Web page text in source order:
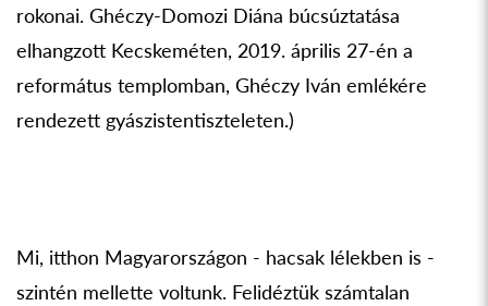
rokonai. Ghéczy-Domozi Diána búcsúztatása
elhangzott Kecskeméten, 2019. április 27-én a
református templomban, Ghéczy Iván emlékére
rendezett gyászistentiszteleten.)
Mi, itthon Magyarországon - hacsak lélekben is -
szintén mellette voltunk. Felidéztük számtalan